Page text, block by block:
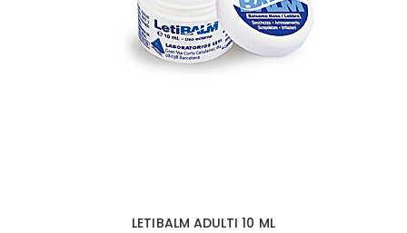
LETIBALM ADULTI 10 ML